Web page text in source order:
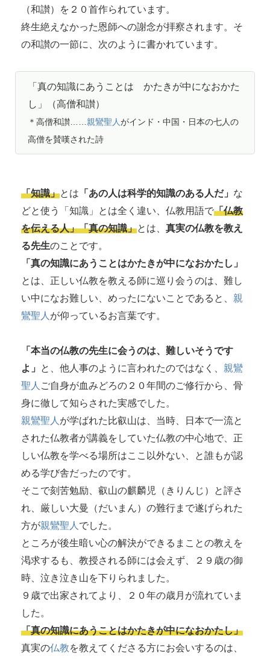
（和讃）を２０首作られています。
終生絶えなかった恩師への謝念が拝察されます。そ
の和讃の一節に、次のように書かれています。
「真の知識にあうことは かたきが中になおかた
し」（高僧和讃）
＊高僧和讃…… 親鸞聖人がインド・中国・日本の七人の
高僧を賛嘆された詩
「知識」とは 「あの人は科学的知識のある人だ」 な
どと使う「知識」とは全く違い、仏教用語で「仏教
を伝える人」「真の知識」とは、 真実の仏教を教え
る先生のことです。
「真の知識にあうことはかたきが中になおかたし」
とは、正しい仏教を教える師に巡り会うのは、難し
い中になお難しい、めったにないことであると、 親
鸞聖人 が仰っているお言葉です。
「本当の仏教の先生に会うのは、難しいそうです
よ」
と、他人事のように言われたのではなく、 親鸞
聖人 ご自身が血みどろの２０年間のご修行から、骨
身に徹して知らされた実感でした。
親鸞聖人 が学ばれた比叡山は、当時、日本で一流と
された仏教者が講義をしていた仏教の中心地で、正
しい仏教を学べる場所はここ以外ない、と誰もが認
める学び舎だったのです。
そこで刻苦勉励、叡山の麒麟児（きりんじ）と評さ
れ、厳しい大曼（だいまん）の難行まで遂げられた
方が親鸞聖人 でした。
ところが後生暗い心の解決ができるまことの教えを
渇求するも、教授される師には会えず、２９歳の御
時、泣き泣き山を下りられました。
９歳で出家されてより、２０年の歳月が流れていま
した。
「真の知識にあうことはかたきが中になおかたし」
真実の仏教を教えてくださる方にお会いするのは、